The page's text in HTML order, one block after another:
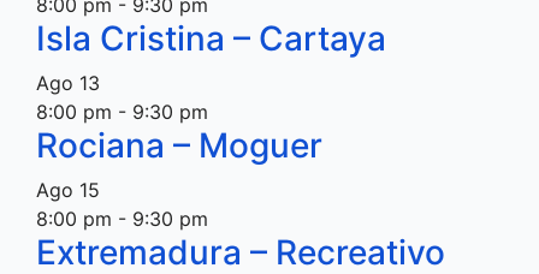
8:00 pm - 9:30 pm
Isla Cristina – Cartaya
Ago 13
8:00 pm - 9:30 pm
Rociana – Moguer
Ago 15
8:00 pm - 9:30 pm
Extremadura – Recreativo